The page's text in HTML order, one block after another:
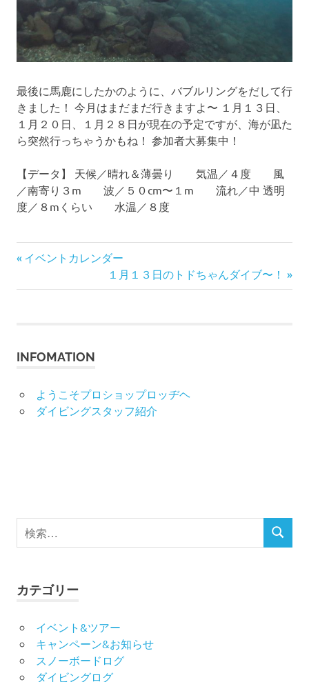
最後に馬鹿にしたかのように、バブルリングをだして行
きました！ 今月はまだまだ行きますよ〜 １月１３日、
１月２０日、１月２８日が現在の予定ですが、海が凪た
ら突然行っちゃうかもね！ 参加者大募集中！
【データ】 天候／晴れ＆薄曇り 気温／４度 風
／南寄り３m 波／５０cm〜１m 流れ／中 透明
度／８mくらい 水温／８度
投
稿
ビ
ー
前
記
イベントカレンダー
次
の
１月１３日のトドちゃんダイブ〜！
INFOMATION
ようこそプロショップロッヂヘ
ダイビングスタッフ紹介
検
索
検
カテゴリー
イベント&ツアー
キャンペーン&お知らせ
スノーボードログ
ダイビングログ